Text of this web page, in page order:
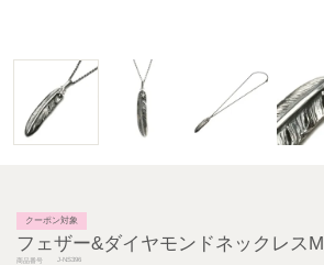
クーポン対象
フェザー&ダイヤモンドネックレスM
商品番号 J-NS396